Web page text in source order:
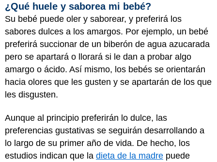
¿Qué huele y saborea mi bebé?
Su bebé puede oler y saborear, y preferirá los
sabores dulces a los amargos. Por ejemplo, un bebé
preferirá succionar de un biberón de agua azucarada
pero se apartará o llorará si le dan a probar algo
amargo o ácido. Así mismo, los bebés se orientarán
hacia olores que les gusten y se apartarán de los que
les disgusten.
Aunque al principio preferirán lo dulce, las
preferencias gustativas se seguirán desarrollando a
lo largo de su primer año de vida. De hecho, los
estudios indican que la dieta de la madre puede